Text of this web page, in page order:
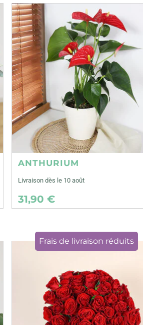
ANTHURIUM
Livraison dès le 10 août
31,90 €
Frais de livraison réduits